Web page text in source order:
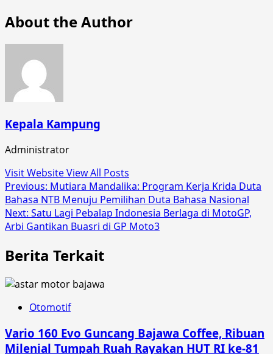
About the Author
Kepala Kampung
Administrator
Visit WebsiteView All Posts
Post
navigation
Previous: Mutiara Mandalika: Program Kerja Krida Duta
Bahasa NTB Menuju Pemilihan Duta Bahasa Nasional
Next: Satu Lagi Pebalap Indonesia Berlaga di MotoGP,
Arbi Gantikan Buasri di GP Moto3
Berita Terkait
Otomotif
Vario 160 Evo Guncang Bajawa Coffee, Ribuan
Milenial Tumpah Ruah Rayakan HUT RI ke-81